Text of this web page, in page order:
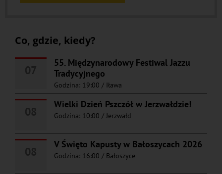
Co, gdzie, kiedy?
55. Międzynarodowy Festiwal Jazzu
Tradycyjnego
Godzina: 19:00 / Iława
Wielki Dzień Pszczół w Jerzwałdzie!
Godzina: 10:00 / Jerzwałd
V Święto Kapusty w Bałoszycach 2026
Godzina: 16:00 / Bałoszyce